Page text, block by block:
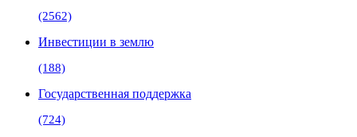
(2562)
Инвестиции в землю
(188)
Государственная поддержка
(724)